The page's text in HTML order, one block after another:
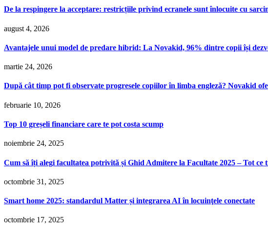
De la respingere la acceptare: restricțiile privind ecranele sunt înlocuite cu
august 4, 2026
Avantajele unui model de predare hibrid: La Novakid, 96% dintre copii își
martie 24, 2026
După cât timp pot fi observate progresele copiilor în limba engleză? Novakid
februarie 10, 2026
Top 10 greșeli financiare care te pot costa scump
noiembrie 24, 2025
Cum să îți alegi facultatea potrivită și Ghid Admitere la Facultate 2025 – Tot ce
octombrie 31, 2025
Smart home 2025: standardul Matter și integrarea AI în locuinţele conectate
octombrie 17, 2025